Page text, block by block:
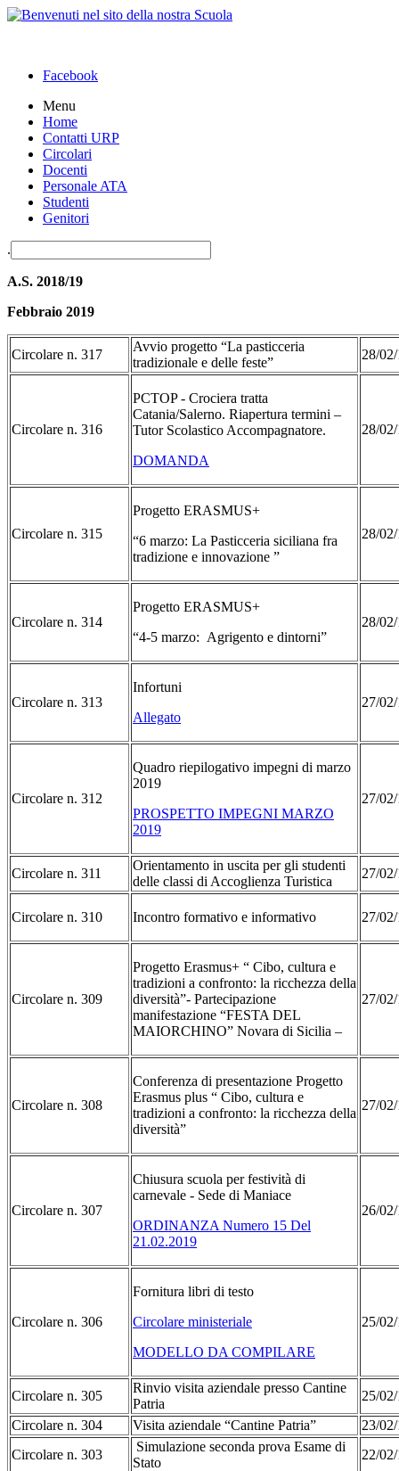
Facebook
Menu
Home
Contatti URP
Circolari
Docenti
Personale ATA
Studenti
Genitori
.
A.S. 2018/19
Febbraio 2019
Circolare n. 317
Avvio progetto “La pasticceria
tradizionale e delle feste”
28/
Circolare n. 316
PCTOP - Crociera tratta
Catania/Salerno. Riapertura termini –
Tutor Scolastico Accompagnatore.
DOMANDA
28/
Circolare n. 315
Progetto ERASMUS+
“6 marzo: La Pasticceria siciliana fra
tradizione e innovazione ”
28/
Circolare n. 314
Progetto ERASMUS+
“4-5 marzo: Agrigento e dintorni”
28/
Circolare n. 313
Infortuni
Allegato
27/
Circolare n. 312
Quadro riepilogativo impegni di marzo
2019
PROSPETTO IMPEGNI MARZO
2019
27/
Circolare n. 311
Orientamento in uscita per gli studenti
delle classi di Accoglienza Turistica
27/
Circolare n. 310 Incontro formativo e informativo 27/
Circolare n. 309
Progetto Erasmus+ “ Cibo, cultura e
tradizioni a confronto: la ricchezza della
diversità”- Partecipazione
manifestazione “FESTA DEL
MAIORCHINO” Novara di Sicilia –
27/
Circolare n. 308
Conferenza di presentazione Progetto
Erasmus plus “ Cibo, cultura e
tradizioni a confronto: la ricchezza della
diversità”
27/
Circolare n. 307
Chiusura scuola per festività di
carnevale - Sede di Maniace
ORDINANZA Numero 15 Del
21.02.2019
26/
Circolare n. 306
Fornitura libri di testo
Circolare ministeriale
MODELLO DA COMPILARE
25/
Circolare n. 305
Rinvio visita aziendale presso Cantine
Patria
25/
Circolare n. 304
Visita aziendale “Cantine Patria”
23/
Circolare n. 303
Simulazione seconda prova Esame di
Stato
22/